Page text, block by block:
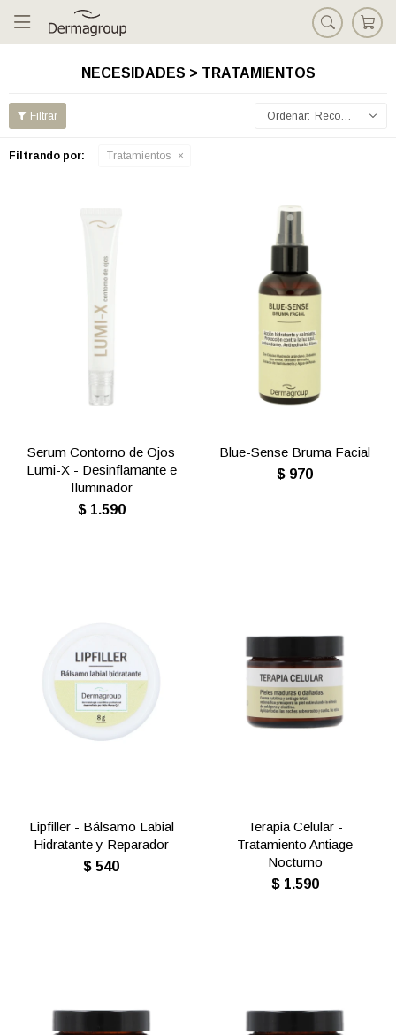

NECESIDADES > TRATAMIENTOS
Recomendados
Filtrando por: Tratamientos
Serum Contorno de Ojos
Lumi-X - Desinflamante e
Iluminador
$ 1.590
Blue-Sense Bruma Facial
$ 970
Lipfiller - Bálsamo Labial
Hidratante y Reparador
$ 540
Terapia Celular -
Tratamiento Antiage
Nocturno
$ 1.590